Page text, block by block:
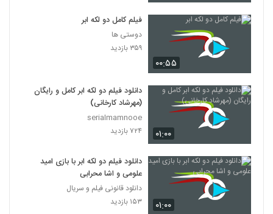
۰۰:۵۵
فیلم کامل دو لکه ابر
دوستی ها
۳۵۹ بازدید
۰۱:۰۰
دانلود فیلم دو لکه ابر کامل و رایگان
(مهرشاد کارخانی)
serialmamnooe
۷۲۴ بازدید
۰۱:۰۰
دانلود فیلم دو لکه ابر با بازی امید
علومی و اشا محرابی
دانلود قانونی فیلم و سریال
۱۵۳ بازدید